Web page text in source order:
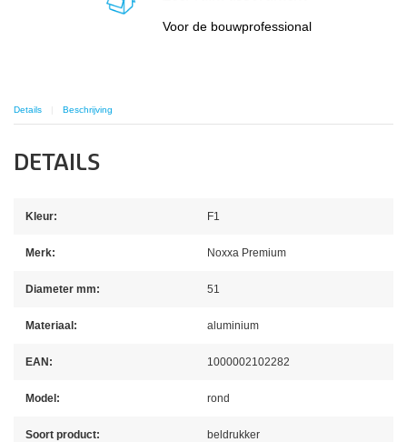
Voor de bouwprofessional
Details Beschrijving
DETAILS
Kleur: F1
Merk: Noxxa Premium
Diameter mm: 51
Materiaal: aluminium
EAN: 1000002102282
Model: rond
Soort product: beldrukker